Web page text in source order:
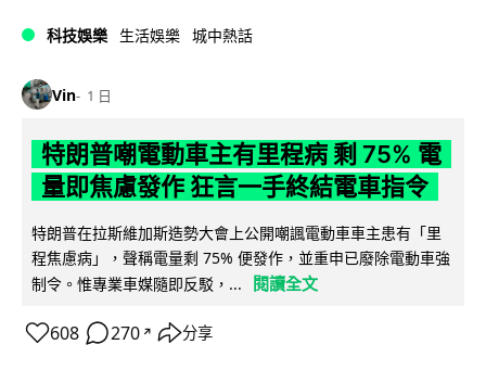
科技娛樂 生活娛樂 城中熱話
Vin 1 日
特朗普嘲電動車主有里程病 剩 75% 電
量即焦慮發作 狂言一手終結電車指令
特朗普在拉斯維加斯造勢大會上公開嘲諷電動車車主患有「里
程焦慮病」，聲稱電量剩 75% 便發作，並重申已廢除電動車強
制令。惟專業車媒隨即反駁，...
閱讀全文
608 270 ↗ 分享